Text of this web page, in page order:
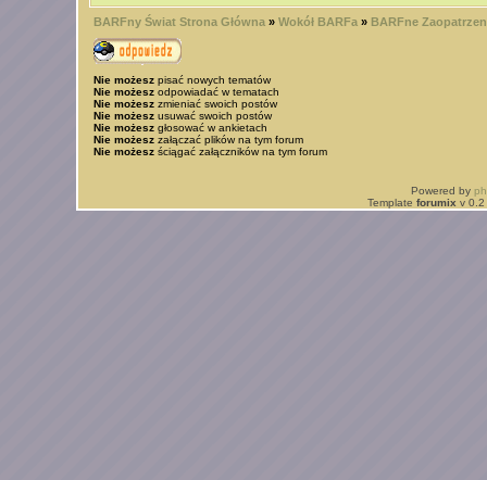
BARFny Świat Strona Główna» Wokół BARFa» BARFne
Nie możeszpisać nowych tematów
Nie możeszodpowiadać w tematach
Nie możeszzmieniać swoich postów
Nie możeszusuwać swoich postów
Nie możeszgłosować w ankietach
Nie możeszzałączać plików na tym forum
Nie możeszściągać załączników na tym forum
Powered by
Template forumix v 0.2